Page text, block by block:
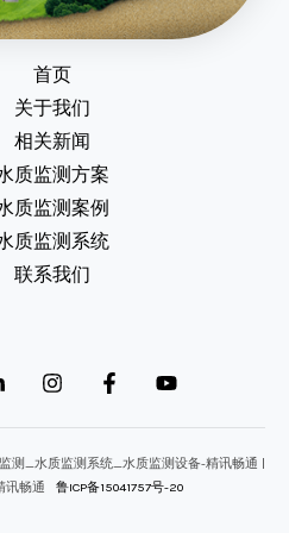
首页
关于我们
相关新闻
质监测方案
质监测案例
质监测系统
联系我们
测_水质监测系统_水质监测设备-精讯畅通 |
讯畅通 鲁ICP备15041757号-20